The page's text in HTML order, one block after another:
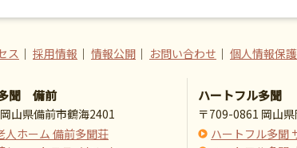
ス ｜ 採用情報 ｜ 情報公開 ｜ お問い合わせ ｜ 個人情報保
聞 備前
山県備前市鶴海2401
人ホーム 備前多聞荘
ハートフル多聞
〒709-0861 岡山
ハートフル多聞